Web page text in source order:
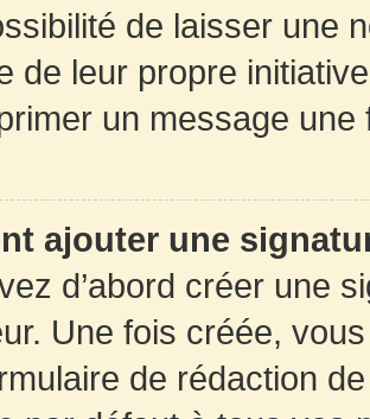
de laisser une
de leur propre
un message une
ajouter une
d’abord créer une
Une fois créée,
de rédaction